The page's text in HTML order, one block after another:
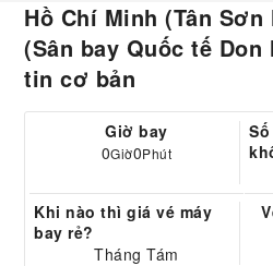
Hồ Chí Minh (Tân
(Sân bay Quốc tế Don
tin cơ bản
Giờ bay
0Giờ0Phút
Khi nào thì giá vé máy
bay rẻ?
Tháng Tám